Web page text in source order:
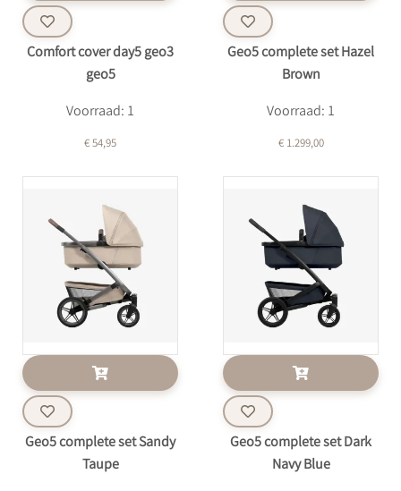
Comfort cover day5 geo3
geo5
Voorraad: 1
€ 54,95
Geo5 complete set Hazel
Brown
Voorraad: 1
€ 1.299,00
Geo5 complete set Sandy
Taupe
Geo5 complete set Dark
Navy Blue